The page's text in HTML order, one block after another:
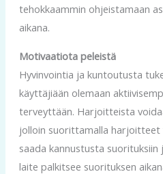
tehokkaammin ohjeistamaan
aikana.
Motivaatiota peleistä
Hyvinvointia ja kuntoutusta
käyttäjiään olemaan
terveyttään. Harjoitteista
jolloin suorittamalla
saada kannustusta suorituksiin
laite palkitsee suorituksen